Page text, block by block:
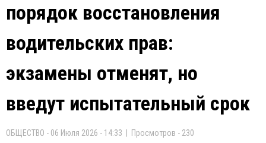
порядок восстановления
водительских прав:
экзамены отменят, но
введут испытательный срок
ОБЩЕСТВО - 06 Июля 2026 - 14:33 | Просмотров - 230